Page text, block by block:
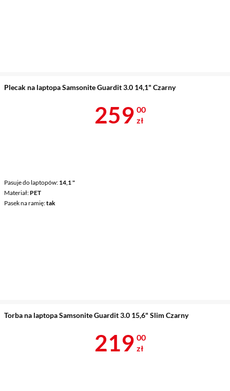
Plecak na laptopa Samsonite Guardit 3.0 14,1" Czarny
Pasuje do laptopów 14,1 "
Materiał PET
Pasek na ramię tak
Cena 259 zł
259 00
zł
Torba na laptopa Samsonite Guardit 3.0 15,6" Slim Czarny
Cena 219 zł
219 00
zł